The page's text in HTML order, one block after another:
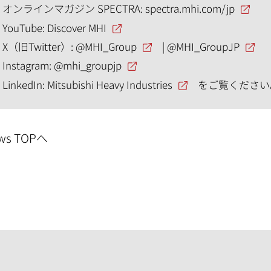
オンラインマガジン SPECTRA: spectra.mhi.com/jp
YouTube: Discover MHI
X（旧Twitter）: @MHI_Group | @MHI_GroupJP
Instagram: @mhi_groupjp
LinkedIn: Mitsubishi Heavy Industries をご覧くださ
TOPへ